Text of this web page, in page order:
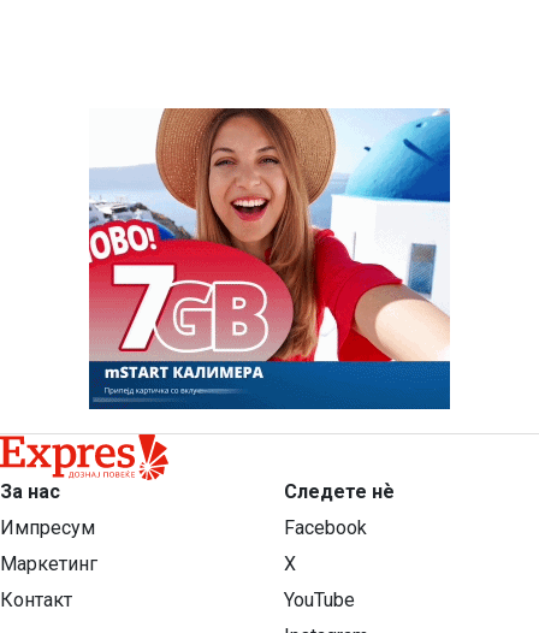
За нас
Импресум
Маркетинг
Контакт
Следете нѐ
Facebook
X
YouTube